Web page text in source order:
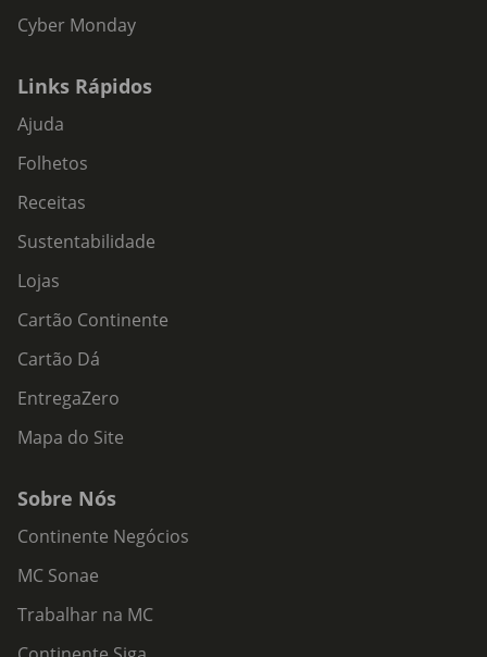
Cyber Monday
Links Rápidos
Ajuda
Folhetos
Receitas
Sustentabilidade
Lojas
Cartão Continente
Cartão Dá
EntregaZero
Mapa do Site
Sobre Nós
Continente Negócios
MC Sonae
Trabalhar na MC